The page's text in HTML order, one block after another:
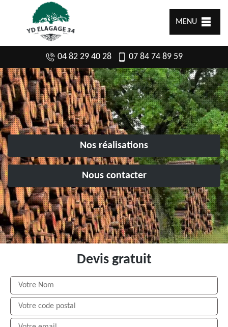
MENU
04 82 29 40 28 07 84 74 89 59
Nos réalisations
Nous contacter
Devis gratuit